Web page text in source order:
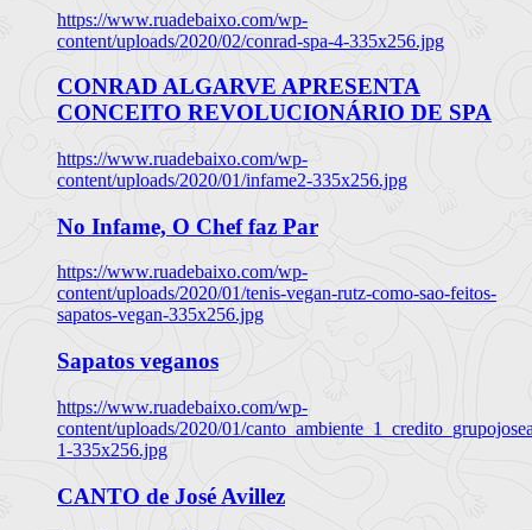
https://www.ruadebaixo.com/wp-
content/uploads/2020/02/conrad-spa-4-335x256.jpg
CONRAD ALGARVE APRESENTA
CONCEITO REVOLUCIONÁRIO DE SPA
https://www.ruadebaixo.com/wp-
content/uploads/2020/01/infame2-335x256.jpg
No Infame, O Chef faz Par
https://www.ruadebaixo.com/wp-
content/uploads/2020/01/tenis-vegan-rutz-como-sao-feitos-
sapatos-vegan-335x256.jpg
Sapatos veganos
https://www.ruadebaixo.com/wp-
content/uploads/2020/01/
1-335x256.jpg
CANTO de José Avillez